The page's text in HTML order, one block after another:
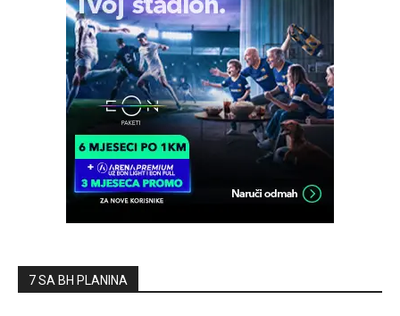
7 SA BH PLANINA